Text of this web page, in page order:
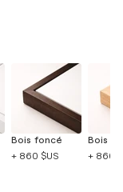
Bois foncé
+ 860 $US
Bois
+ 860